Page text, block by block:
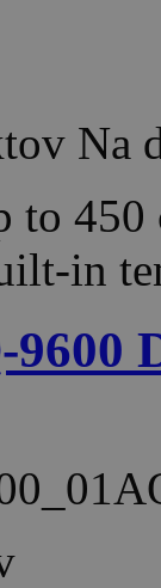
Na
to
in